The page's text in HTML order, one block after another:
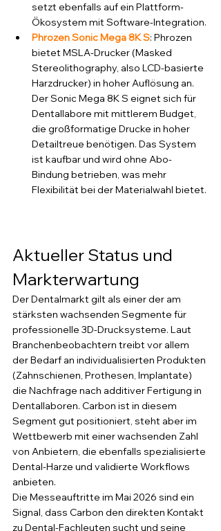
setzt ebenfalls auf ein Plattform-
Ökosystem mit Software-Integration.
Phrozen Sonic Mega 8K S: Phrozen
bietet MSLA-Drucker (Masked
Stereolithography, also LCD-basierte
Harzdrucker) in hoher Auflösung an.
Der Sonic Mega 8K S eignet sich für
Dentallabore mit mittlerem Budget,
die großformatige Drucke in hoher
Detailtreue benötigen. Das System
ist kaufbar und wird ohne Abo-
Bindung betrieben, was mehr
Flexibilität bei der Materialwahl bietet.
Aktueller Status und
Markterwartung
Der Dentalmarkt gilt als einer der am
stärksten wachsenden Segmente für
professionelle 3D-Drucksysteme. Laut
Branchenbeobachtern treibt vor allem
der Bedarf an individualisierten Produkten
(Zahnschienen, Prothesen, Implantate)
die Nachfrage nach additiver Fertigung in
Dentallaboren. Carbon ist in diesem
Segment gut positioniert, steht aber im
Wettbewerb mit einer wachsenden Zahl
von Anbietern, die ebenfalls spezialisierte
Dental-Harze und validierte Workflows
anbieten.
Die Messeauftritte im Mai 2026 sind ein
Signal, dass Carbon den direkten Kontakt
zu Dental-Fachleuten sucht und seine